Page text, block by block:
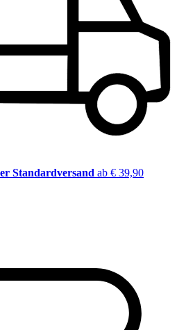
Standardversand ab € 39,90